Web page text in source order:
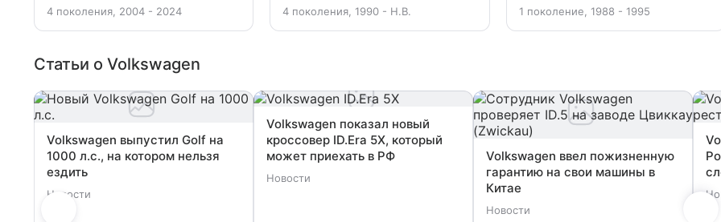
4 поколения, 2004 - 2024 4 поколения, 1990 - Н.В. 1 поколение, 1988 - 1995
Статьи о Volkswagen
Volkswagen выпустил Golf на
1000 л.с., на котором нельзя
ездить
Новости
Volkswagen показал новый
кроссовер ID.Era 5X, который
может приехать в РФ
Новости
Volkswagen ввел пожизненную
гарантию на свои машины в
Китае
Новости